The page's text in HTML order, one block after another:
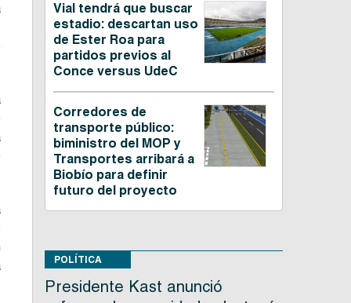
Vial tendrá que buscar
estadio: descartan uso
de Ester Roa para
partidos previos al
Conce versus UdeC
Corredores de
transporte público:
biministro del MOP y
Transportes arribará a
Biobío para definir
futuro del proyecto
POLÍTICA
Presidente Kast anunció